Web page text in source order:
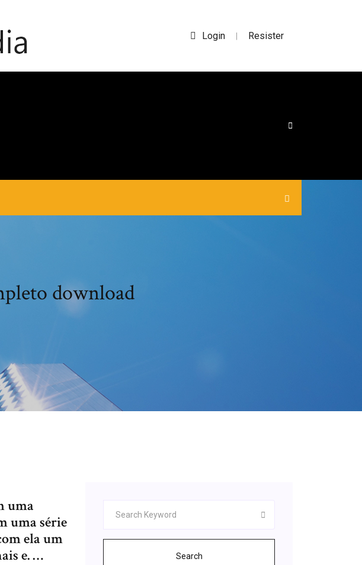
Login | Resister
download
uma
uma série
ela um
e. …
Search